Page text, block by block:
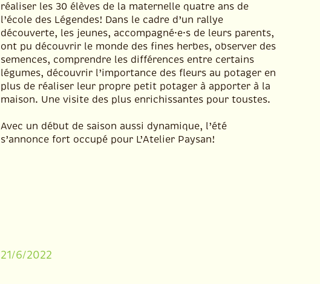
réaliser les 30 élèves de la maternelle quatre ans de
l’école des Légendes! Dans le cadre d’un rallye
découverte, les jeunes, accompagné·e·s de leurs parents,
ont pu découvrir le monde des fines herbes, observer des
semences, comprendre les différences entre certains
légumes, découvrir l’importance des fleurs au potager en
plus de réaliser leur propre petit potager à apporter à la
maison. Une visite des plus enrichissantes pour toustes.
Avec un début de saison aussi dynamique, l’été
s’annonce fort occupé pour L’Atelier Paysan!
21/6/2022